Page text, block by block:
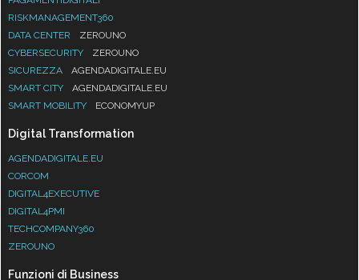
RISKMANAGEMENT360
DATA CENTER
ZEROUNO
CYBERSECURITY
ZEROUNO
SICUREZZA
AGENDADIGITALE.EU
SMART CITY
AGENDADIGITALE.EU
SMART MOBILITY
ECONOMYUP
Digital Transformation
AGENDADIGITALE.EU
CORCOM
DIGITAL4EXECUTIVE
DIGITAL4PMI
TECHCOMPANY360
ZEROUNO
Funzioni di Business